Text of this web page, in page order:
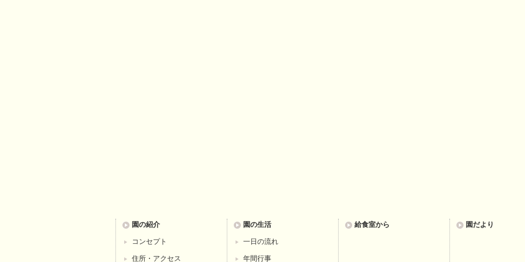
園の紹介
コンセプト
住所・アクセス
園の生活
一日の流れ
年間行事
給食室から 園だより